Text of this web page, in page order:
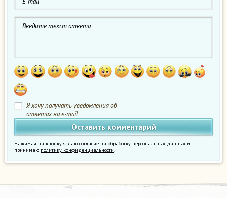
Я хочу получать уведомления об
ответах на e-mail
Нажимая на кнопку я даю согласие на обработку персональных данных и
принимаю политику конфиденциальности.